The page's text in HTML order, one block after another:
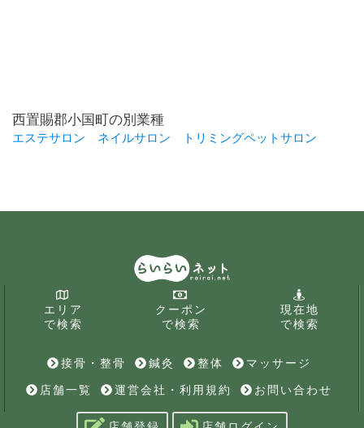
西置賜郡小国町の別業種
エステサロン ネイルサロン トリミングペットサロン
エリア
で検索
クーポン
で検索
現在地
で検索
接骨・整骨 鍼灸 整体
マッサージ
店舗一覧
運営会社・利用規約 お問い合わせ